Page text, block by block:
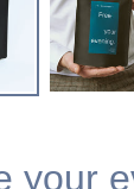
your